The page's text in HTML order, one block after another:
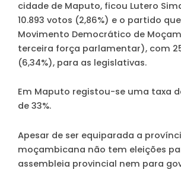
cidade de Maputo, ficou Lutero
10.893 votos (2,86%) e o partido
Movimento Democrático de
terceira força parlamentar), com
(6,34%), para as legislativas.
Em Maputo registou-se uma taxa
de 33%.
Apesar de ser equiparada a
moçambicana não tem eleições
assembleia provincial nem para